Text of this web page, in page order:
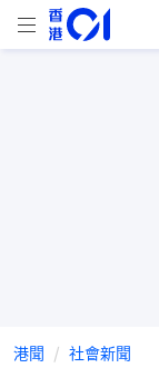
港聞 社會新聞